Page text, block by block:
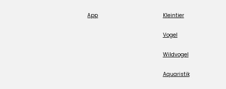
App Kleintier
Vogel
Wildvogel
Aquaristik